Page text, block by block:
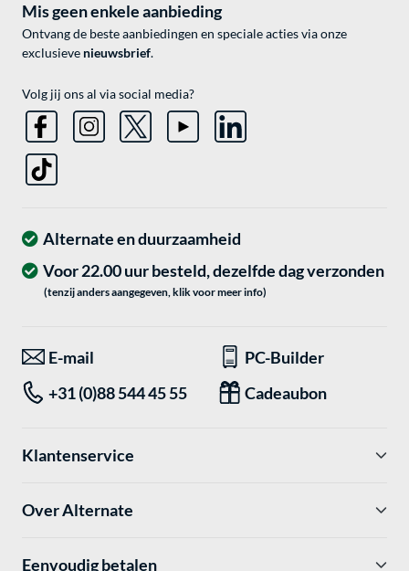
Mis geen enkele aanbieding
Ontvang de beste aanbiedingen en speciale acties via onze
exclusieve nieuwsbrief.
Volg jij ons al via social media?
Alternate en duurzaamheid
Voor 22.00 uur besteld, dezelfde dag verzonden
(tenzij anders aangegeven, klik voor meer info)
E-mail
PC-Builder
+31 (0)88 544 45 55
Cadeaubon
Klantenservice
Over Alternate
Eenvoudig betalen